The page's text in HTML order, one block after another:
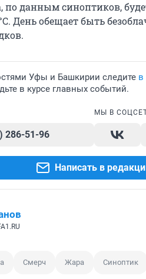
по данным синоптиков,
День обещает быть
Уфы и Башкирии следите в
в курсе главных событий.
286-51-96
МЫ В
Написать в
Смерч Жара Синоптик